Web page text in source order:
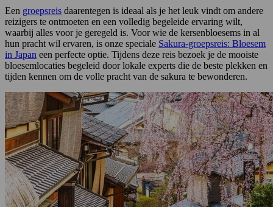
Een groepsreis daarentegen is ideaal als je het leuk vindt om andere
reizigers te ontmoeten en een volledig begeleide ervaring wilt,
waarbij alles voor je geregeld is. Voor wie de kersenbloesems in al
hun pracht wil ervaren, is onze speciale Sakura-groepsreis: Bloesem
in Japan een perfecte optie. Tijdens deze reis bezoek je de mooiste
bloesemlocaties begeleid door lokale experts die de beste plekken en
tijden kennen om de volle pracht van de sakura te bewonderen.